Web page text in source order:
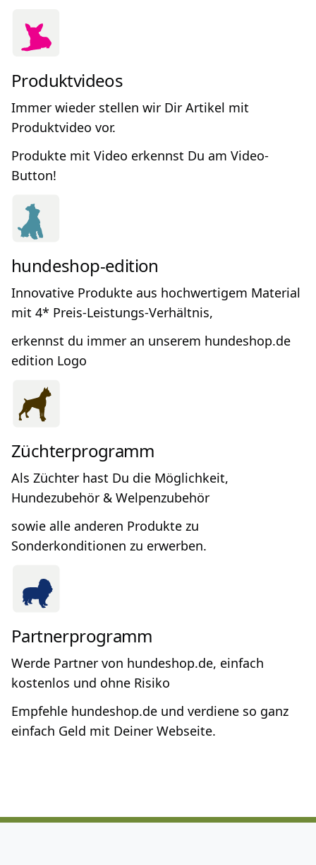
Produktvideos
Immer wieder stellen wir Dir Artikel mit
Produktvideo vor.
Produkte mit Video erkennst Du am Video-
Button!
hundeshop-edition
Innovative Produkte aus hochwertigem Material
mit 4* Preis-Leistungs-Verhältnis,
erkennst du immer an unserem hundeshop.de
edition Logo
Züchterprogramm
Als Züchter hast Du die Möglichkeit,
Hundezubehör & Welpenzubehör
sowie alle anderen Produkte zu
Sonderkonditionen zu erwerben.
Partnerprogramm
Werde Partner von hundeshop.de, einfach
kostenlos und ohne Risiko
Empfehle hundeshop.de und verdiene so ganz
einfach Geld mit Deiner Webseite.